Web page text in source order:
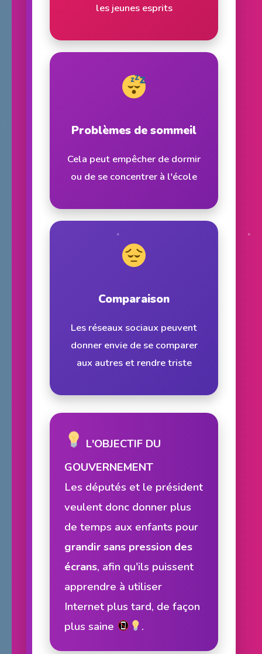
les jeunes esprits
Problèmes de sommeil
Cela peut empêcher de dormir
ou de se concentrer à l'école
Comparaison
Les réseaux sociaux peuvent
donner envie de se comparer
aux autres et rendre triste
L'OBJECTIF DU
GOUVERNEMENT
Les députés et le président
veulent donc donner plus
de temps aux enfants pour
grandir sans pression des
écrans, afin qu'ils puissent
apprendre à utiliser
Internet plus tard, de façon
plus saine
.